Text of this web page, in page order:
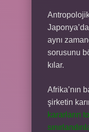
aynı
sorusunu
kılar.
Afrika’nın
şirketin
kararların